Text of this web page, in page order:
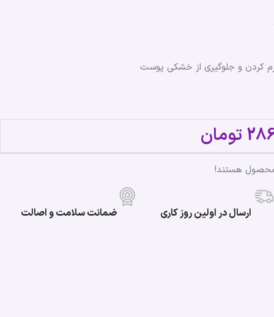
کردن و جلوگیری از خشکی پوست
تومان
هستند!
ارسال در اولین روز کاری ضمانت سلامت و اصالت